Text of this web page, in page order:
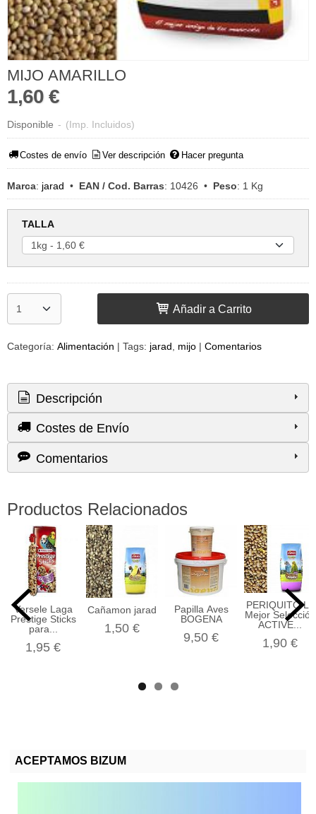
ACEPTAMOS BIZUM
MIJO AMARILLO
1,60 €
Disponible - (Imp. Incluidos)
Costes de envío Ver descripción Hacer pregunta
Marca: jarad • EAN / Cod. Barras: 10426 • Peso: 1 Kg
TALLA
Añadir a Carrito
Categoría: Alimentación | Tags: jarad mijo | Comentarios
Descripción
Costes de Envío
Comentarios
Productos Relacionados
Versele Laga
Prestige Sticks
para...
1,95 €
Cañamon jarad
1,50 €
Papilla Aves
BOGENA
9,50 €
PERIQUITO La
Mejor Selección
ACTIVE...
1,90 €